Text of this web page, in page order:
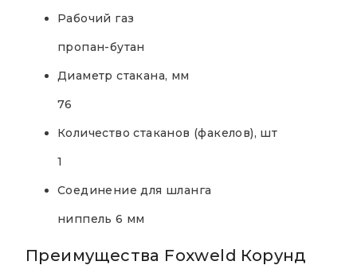
Рабочий газ
пропан-бутан
Диаметр стакана, мм
76
Количество стаканов (факелов), шт
1
Соединение для шланга
ниппель 6 мм
Преимущества Foxweld Корунд